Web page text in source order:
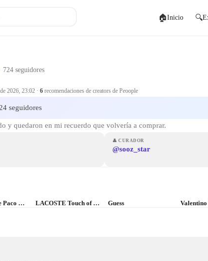
🏠Inicio 🔍
724 seguidores
2026, 23:02 · 6 recomendaciones de creators de Peoople
seguidores
y quedaron en mi recuerdo que volvería a comprar.
👤 CURADOR
@sooz_star
Ultraviolet de Paco Rabanne Eau de Parfum LACOSTE Touch of Pink Guess